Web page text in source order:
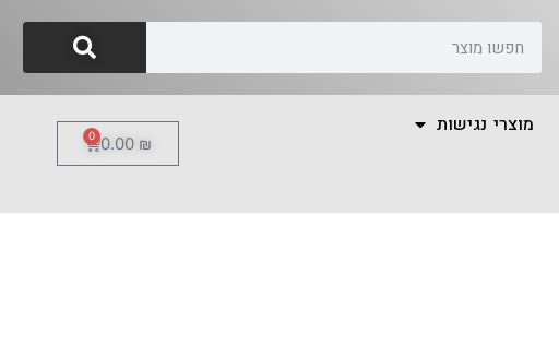
מוצרי נגישות
0.00 ₪
0